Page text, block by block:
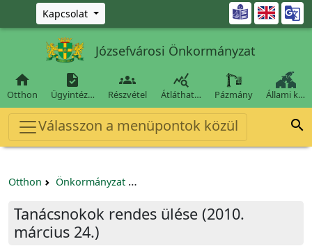
Ugrás a fő tartalomra
Kapcsolat 
Józsefvárosi Önkormányzat

Otthon

Ügyintéz…

Részvétel

Átláthat… Pázmány Állami k…
Válasszon a menüpontok közül 
Otthon Önkormányzat
Tanácsnokok rendes ülése (2010.
március 24.)